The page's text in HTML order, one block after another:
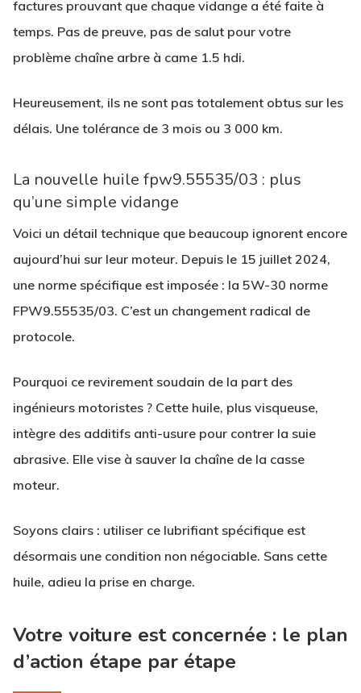
factures prouvant que chaque vidange a été faite à
temps. Pas de preuve, pas de salut pour votre
problème chaîne arbre à came 1.5 hdi.
Heureusement, ils ne sont pas totalement obtus sur les
délais. Une tolérance de 3 mois ou 3 000 km.
La nouvelle huile fpw9.55535/03 : plus
qu’une simple vidange
Voici un détail technique que beaucoup ignorent encore
aujourd’hui sur leur moteur. Depuis le 15 juillet 2024,
une norme spécifique est imposée : la 5W-30 norme
FPW9.55535/03. C’est un changement radical de
protocole.
Pourquoi ce revirement soudain de la part des
ingénieurs motoristes ? Cette huile, plus visqueuse,
intègre des additifs anti-usure pour contrer la suie
abrasive. Elle vise à sauver la chaîne de la casse
moteur.
Soyons clairs : utiliser ce lubrifiant spécifique est
désormais une condition non négociable. Sans cette
huile, adieu la prise en charge.
Votre voiture est concernée : le plan
d’action étape par étape